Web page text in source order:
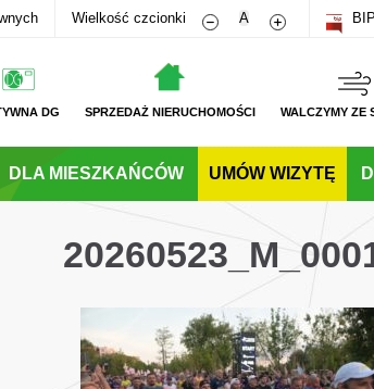
Wielkość czcionki Zmniejsz rozmiar
A Zwiększ BIP
DG SPRZEDAŻ NIERUCHOMOŚCI WALCZYMY ZE
DLA MIESZKAŃCÓW UMÓW WIZYTĘ